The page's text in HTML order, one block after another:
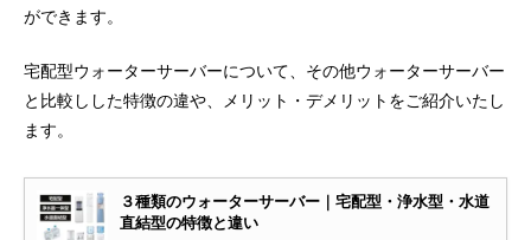
ができます。
宅配型ウォーターサーバーについて、その他ウォーターサーバー
と比較しした特徴の違や、メリット・デメリットをご紹介いたし
ます。
３種類のウォーターサーバー｜宅配型・浄水型・水道
直結型の特徴と違い